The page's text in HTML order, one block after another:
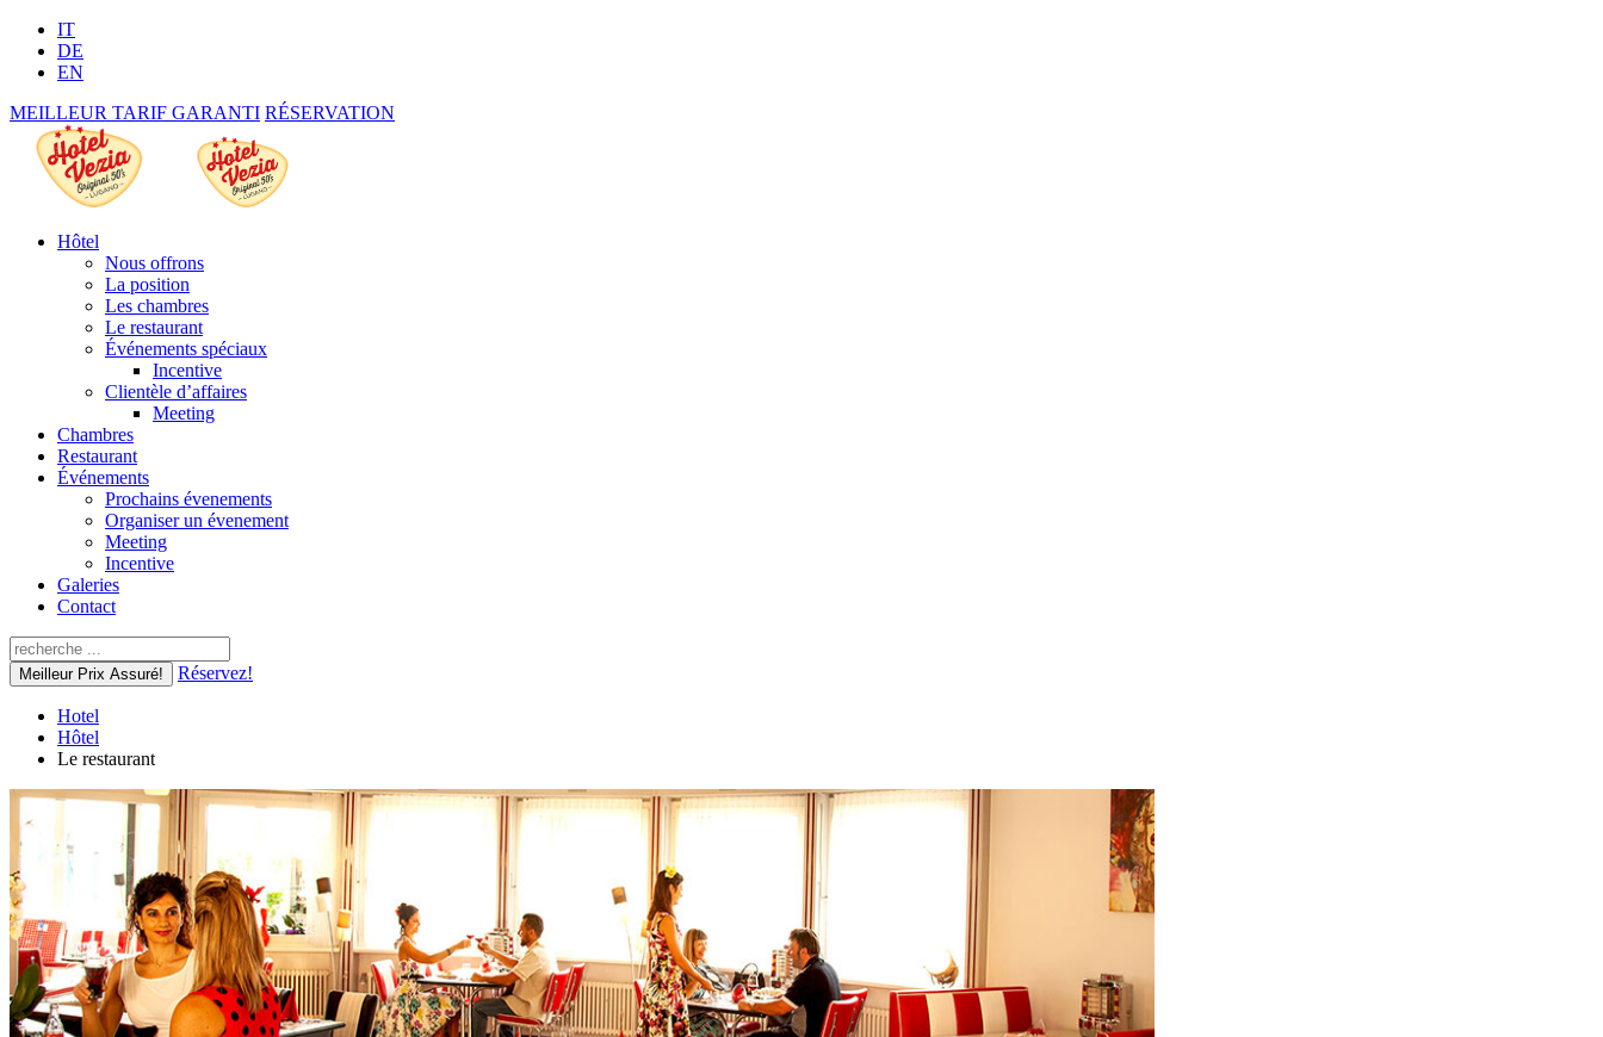
IT
DE
EN
MEILLEUR TARIF GARANTI RÉSERVATION
Hôtel
Nous offrons
La position
Les chambres
Le restaurant
Événements spéciaux
Incentive
Clientèle d’affaires
Meeting
Chambres
Restaurant
Événements
Prochains évenements
Organiser un évenement
Meeting
Incentive
Galeries
Contact
Meilleur Prix Assuré! Réservez!
Hotel
Hôtel
Le restaurant